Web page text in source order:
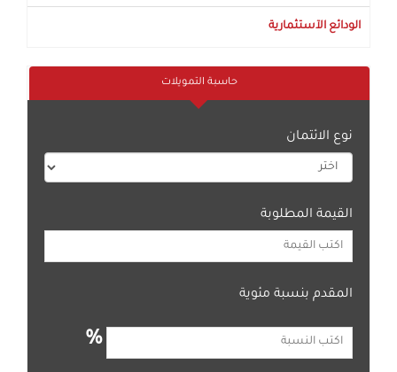
الودائع الآستثمارية
حاسبة التمويلات
نوع الائتمان
القيمة المطلوبة
المقدم بنسبة مئوية
%